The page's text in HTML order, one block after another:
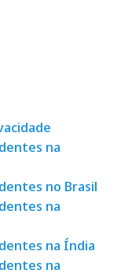
na
no Brasil
na
na Índia
na